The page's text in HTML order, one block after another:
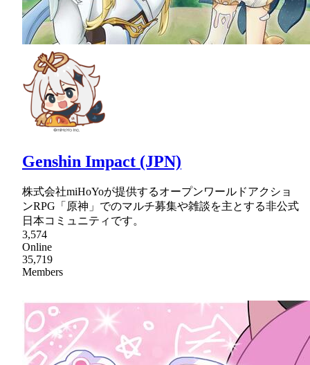
Genshin Impact (JPN)
株式会社miHoYoが提供するオープンワールドアクショ
ンRPG「原神」でのマルチ募集や雑談を主とする非公式
日本コミュニティです。
3,574
Online
35,719
Members